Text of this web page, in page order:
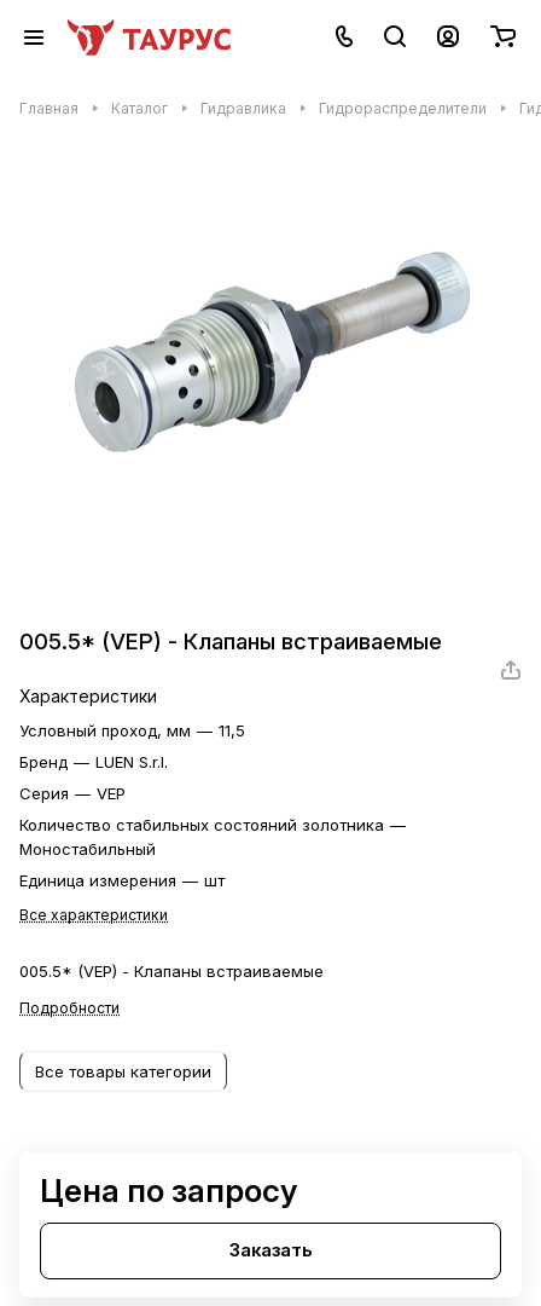
Главная Каталог Гидравлика Гидрораспределители
005.5* (VEP) - Клапаны встраиваемые
Характеристики
Условный проход, мм — 11,5
Бренд — LUEN S.r.l.
Серия — VEP
Количество стабильных состояний золотника —
Моностабильный
Единица измерения — шт
Все характеристики
005.5* (VEP) - Клапаны встраиваемые
Подробности
Все товары категории
Цена по запросу
Заказать